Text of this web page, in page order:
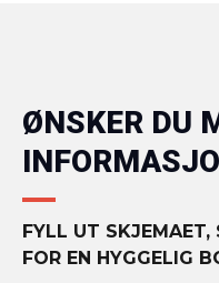
ØNSKER DU
FYLL UT
FOR EN HYGGELIG